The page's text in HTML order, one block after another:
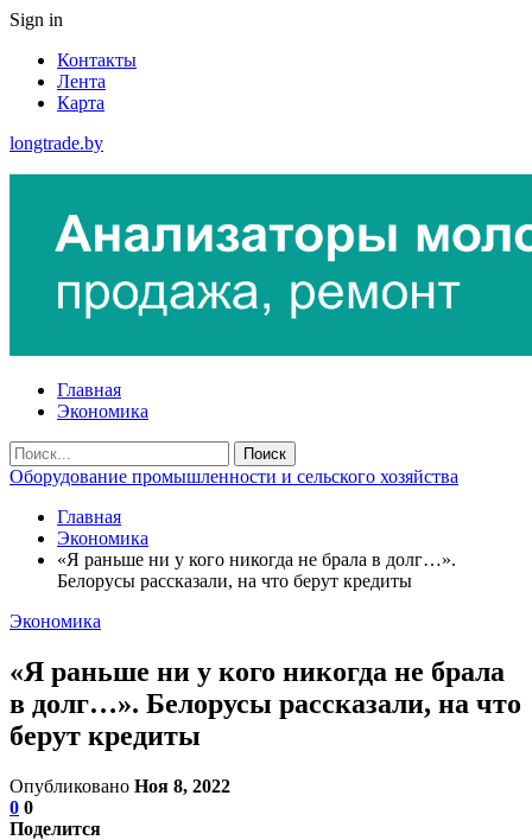
Sign in
Контакты
Лента
Карта
longtrade.by
Главная
Экономика
Оборудование промышленности и сельского хозяйства
Главная
Экономика
«Я раньше ни у кого никогда не брала в долг…».
Белорусы рассказали, на что берут кредиты
Экономика
«Я раньше ни у кого никогда не брала
в долг…». Белорусы рассказали, на что
берут кредиты
Опубликовано Ноя 8, 2022
0 0
Поделится